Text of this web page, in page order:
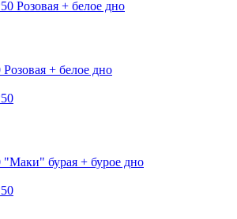
+ белое дно
бурая + бурое дно